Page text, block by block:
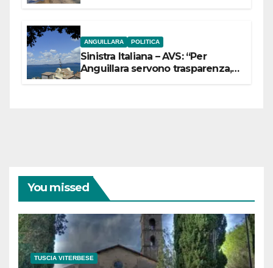
ANGUILLARA POLITICA
Sinistra Italiana – AVS: “Per
Anguillara servono trasparenza,
You missed
TUSCIA VITERBESE